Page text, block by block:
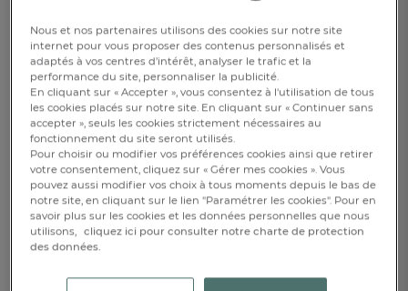
FR DE
AT
BE
CH
Découvrez nos best-sellers !
Nous et nos partenaires utilisons des cookies sur notre site
internet pour vous proposer des contenus personnalisés et
adaptés à vos centres d’intérêt, analyser le trafic et la
performance du site, personnaliser la publicité.
En cliquant sur « Accepter », vous consentez à l'utilisation de tous
les cookies placés sur notre site. En cliquant sur « Continuer sans
accepter », seuls les cookies strictement nécessaires au
fonctionnement du site seront utilisés.
Pour choisir ou modifier vos préférences cookies ainsi que retirer
votre consentement, cliquez sur « Gérer mes cookies ». Vous
pouvez aussi modifier vos choix à tous moments depuis le bas de
notre site, en cliquant sur le lien "Paramétrer les cookies". Pour en
savoir plus sur les cookies et les données personnelles que nous
utilisons, cliquez ici pour consulter notre charte de protection
des données.